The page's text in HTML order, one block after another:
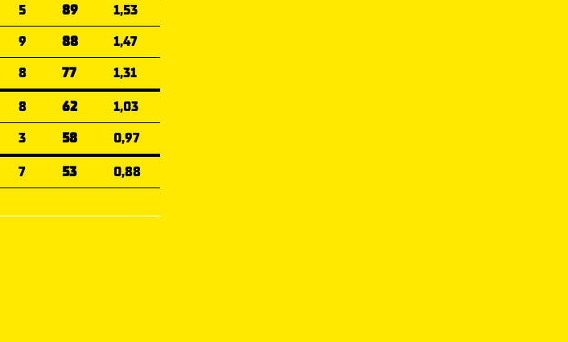
5 89
1,53
9 88
1,47
8 77
1,31
8 62
1,03
3 58
0,97
7 53 0,88